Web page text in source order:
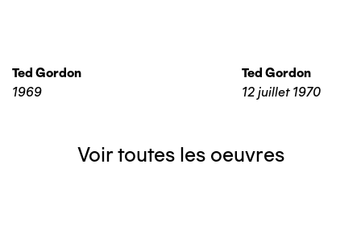
Ted Gordon
1969
Ted Gordon
12 juillet 1970
Voir toutes les oeuvres